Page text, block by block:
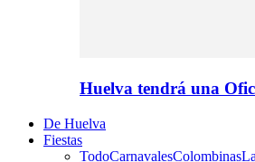
Huelva tendrá una
De Huelva
Fiestas
TodoCarnavalesColombinas